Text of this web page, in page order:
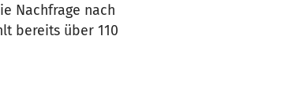
Nachfrage nach
bereits über 110